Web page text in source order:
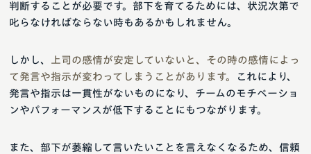
判断することが必要です。部下を育てるためには、状況次第で
叱らなければならない時もあるかもしれません。
しかし、 上司の感情が安定していないと、その時の感情によっ
て発言や指示が変わってしまうことがあります。
これにより、​
発言や指示​は一貫性がないものになり、チームのモチベーショ
ンやパフォーマンスが低下することにもつながります。
また、部下が萎縮して言いたいことを言えなくなるため、信頼